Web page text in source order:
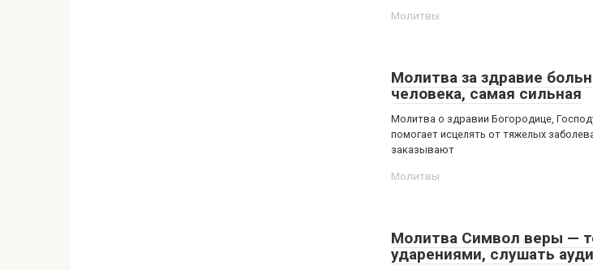
Молитвы
Молитва за здравие
человека, самая сильная
Молитва о здравии Богородице,
помогает исцелять от тяжелых
заказывают
Молитвы
Молитва Символ веры —
ударениями, слушать